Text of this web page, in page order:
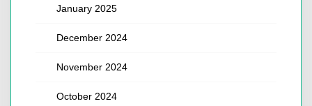
January 2025
December 2024
November 2024
October 2024